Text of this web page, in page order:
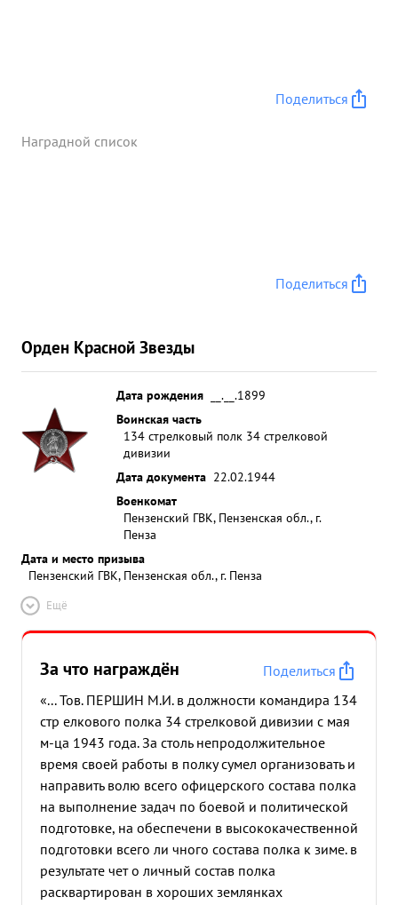
Поделиться
Наградной список
Поделиться
Орден Красной Звезды
Дата рождения
__.__.1899
Воинская часть
134 стрелковый полк 34 стрелковой
дивизии
Дата документа 22.02.1944
Военкомат
Пензенский ГВК, Пензенская обл., г.
Пенза
Дата и место призыва
Пензенский ГВК, Пензенская обл., г. Пенза
Ещё
За что награждён
Поделиться
«... Тов. ПЕРШИН М.И. в должности командира 134
стр елкового полка 34 стрелковой дивизии с мая
м-ца 1943 года. За столь непродолжительное
время своей работы в полку сумел организовать и
направить волю всего офицерского состава полка
на выполнение задач по боевой и политической
подготовке, на обеспечени в высококачественной
подготовки всего ли чного состава полка к зиме. в
результате чет о личный состав полка
расквартирован в хороших землянках